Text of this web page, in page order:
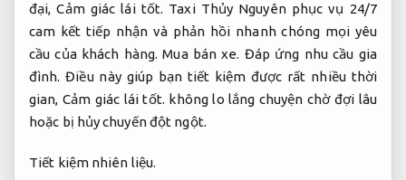
đại,Cảm giác lái tốt. Taxi Thủy Nguyên phục vụ 24/7
cam kết tiếp nhận và phản hồi nhanh chóng mọi yêu
cầu của khách hàng.Mua bán xe. Đáp ứng nhu cầu gia
đình. Điều này giúp bạn tiết kiệm được rất nhiều thời
gian, Cảm giác lái tốt. không lo lắng chuyện chờ đợi lâu
hoặc bị hủy chuyến đột ngột.
Tiết kiệm nhiên liệu.